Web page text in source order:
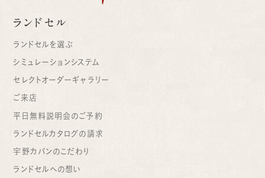
ランドセル
ランドセルを選ぶ
シミュレーションシステム
セレクトオーダーギャラリー
ご来店
平日無料説明会のご予約
ランドセルカタログの請求
宇野カバンのこだわり
ランドセルへの想い